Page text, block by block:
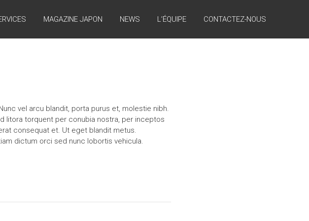
MAGAZINE JAPON NEWS L’ÉQUIPE CONTACTEZ-NOUS
vel arcu blandit, porta purus et, molestie nibh.
litora torquent per conubia nostra, per inceptos
consequat et. Ut eget blandit metus.
dictum orci sed nunc lobortis vehicula.